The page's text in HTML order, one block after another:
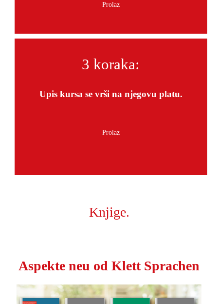
3 koraka:
Upis kursa se vrši na njegovu platu.
Knjige.
Aspekte neu od Klett Sprachen